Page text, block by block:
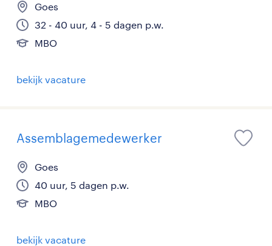
Goes
32 - 40 uur, 4 - 5 dagen p.w.
MBO
bekijk vacature
Assemblagemedewerker
Goes
40 uur, 5 dagen p.w.
MBO
bekijk vacature